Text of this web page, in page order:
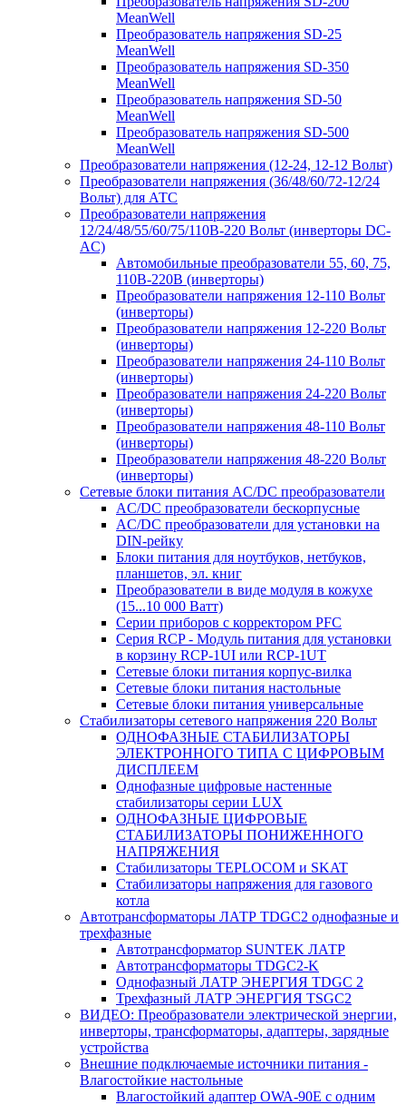
MeanWell
Преобразователь напряжения SD-25
MeanWell
Преобразователь напряжения SD-350
MeanWell
Преобразователь напряжения SD-50
MeanWell
Преобразователь напряжения SD-500
MeanWell
Преобразователи напряжения (12-24, 12-12 Вольт)
Преобразователи напряжения (36/48/60/72-12/24
Вольт) для АТС
Преобразователи напряжения
12/24/48/55/60/75/110В-220 Вольт (инверторы DC-
AC)
Автомобильные преобразователи 55, 60, 75,
110В-220В (инверторы)
Преобразователи напряжения 12-110 Вольт
(инверторы)
Преобразователи напряжения 12-220 Вольт
(инверторы)
Преобразователи напряжения 24-110 Вольт
(инверторы)
Преобразователи напряжения 24-220 Вольт
(инверторы)
Преобразователи напряжения 48-110 Вольт
(инверторы)
Преобразователи напряжения 48-220 Вольт
(инверторы)
Сетевые блоки питания AC/DC преобразователи
AC/DC преобразователи бескорпусные
AC/DC преобразователи для установки на
DIN-рейку
Блоки питания для ноутбуков, нетбуков,
планшетов, эл. книг
Преобразователи в виде модуля в кожухе
(15...10 000 Ватт)
Серии приборов с корректором PFC
Серия RCP - Модуль питания для установки
в корзину RCP-1UI или RCP-1UT
Сетевые блоки питания корпус-вилка
Сетевые блоки питания настольные
Сетевые блоки питания универсальные
Стабилизаторы сетевого напряжения 220 Вольт
ОДНОФАЗНЫЕ СТАБИЛИЗАТОРЫ
ЭЛЕКТРОННОГО ТИПА С ЦИФРОВЫМ
ДИСПЛЕЕМ
Однофазные цифровые настенные
стабилизаторы серии LUX
ОДНОФАЗНЫЕ ЦИФРОВЫЕ
СТАБИЛИЗАТОРЫ ПОНИЖЕННОГО
НАПРЯЖЕНИЯ
Стабилизаторы TEPLOCOM и SKAT
Стабилизаторы напряжения для газового
котла
Автотрансформаторы ЛАТР TDGC2 однофазные и
трехфазные
Автотрансформатор SUNTEK ЛАТР
Автотрансформаторы TDGC2-K
Однофазный ЛАТР ЭНЕРГИЯ TDGC 2
Трехфазный ЛАТР ЭНЕРГИЯ TSGC2
ВИДЕО: Преобразователи электрической энергии,
инверторы, трансформаторы, адаптеры, зарядные
устройства
Внешние подключаемые источники питания -
Влагостойкие настольные
Влагостойкий адаптер OWA-90E с одним